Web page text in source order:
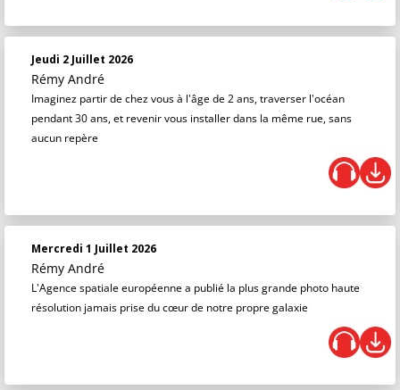
Jeudi 2 Juillet 2026
Rémy André
Imaginez partir de chez vous à l'âge de 2 ans, traverser l'océan
pendant 30 ans, et revenir vous installer dans la même rue, sans
aucun repère
Mercredi 1 Juillet 2026
Rémy André
L'Agence spatiale européenne a publié la plus grande photo haute
résolution jamais prise du cœur de notre propre galaxie